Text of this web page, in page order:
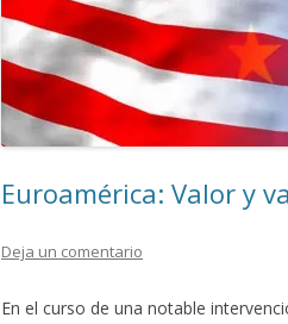
Euroamérica: Valor y
Deja un comentario
En el curso de una notable